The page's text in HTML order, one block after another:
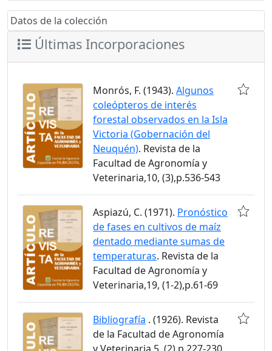
Datos de la colección
Últimas Incorporaciones
Monrós, F. (1943). Algunos
coleópteros de interés
forestal observados en la Isla
Victoria (Gobernación del
Neuquén). Revista de la
Facultad de Agronomía y
Veterinaria,10, (3),p.536-543
Aspiazú, C. (1971). Pronóstico
de fases en cultivos de maíz
dentado mediante sumas de
temperaturas. Revista de la
Facultad de Agronomía y
Veterinaria,19, (1-2),p.61-69
Bibliografía . (1926). Revista
de la Facultad de Agronomía